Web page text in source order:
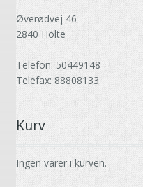
Øverødvej 46
2840 Holte
Telefon: 50449148
Telefax: 88808133
Kurv
Ingen varer i kurven.